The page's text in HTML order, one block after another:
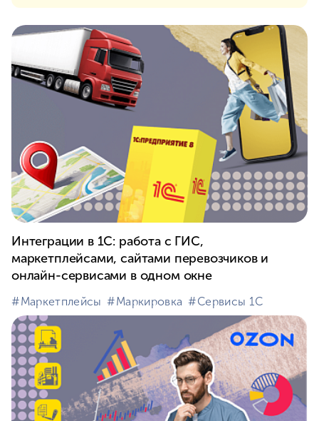
Интеграции в 1С: работа с ГИС,
маркетплейсами, сайтами перевозчиков и
онлайн-сервисами в одном окне
#⁣Маркетплейсы #⁣Маркировка #⁣Сервисы 1С